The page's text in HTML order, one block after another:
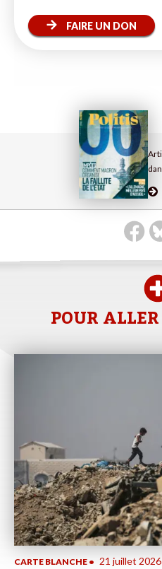
FAIRE UN DON
POUR
CARTE BLANCHE • 21 juillet 2026